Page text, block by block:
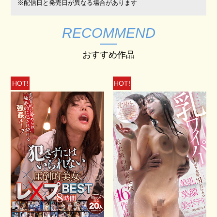
※配信日と発売日が異なる場合があります
RECOMMEND
おすすめ作品
HOT! HOT!